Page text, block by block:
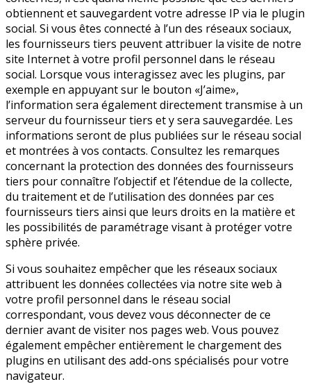
obtiennent et sauvegardent votre adresse IP via le plugin
social. Si vous êtes connecté à l’un des réseaux sociaux,
les fournisseurs tiers peuvent attribuer la visite de notre
site Internet à votre profil personnel dans le réseau
social. Lorsque vous interagissez avec les plugins, par
exemple en appuyant sur le bouton «J’aime»,
l’information sera également directement transmise à un
serveur du fournisseur tiers et y sera sauvegardée. Les
informations seront de plus publiées sur le réseau social
et montrées à vos contacts. Consultez les remarques
concernant la protection des données des fournisseurs
tiers pour connaître l’objectif et l’étendue de la collecte,
du traitement et de l’utilisation des données par ces
fournisseurs tiers ainsi que leurs droits en la matière et
les possibilités de paramétrage visant à protéger votre
sphère privée.
Si vous souhaitez empêcher que les réseaux sociaux
attribuent les données collectées via notre site web à
votre profil personnel dans le réseau social
correspondant, vous devez vous déconnecter de ce
dernier avant de visiter nos pages web. Vous pouvez
également empêcher entièrement le chargement des
plugins en utilisant des add-ons spécialisés pour votre
navigateur.